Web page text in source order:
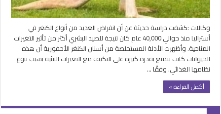
المناخية
مغلقة
وكالات :كشفت دراسة حديثة عن أن انقراض العديد من أنواع الكنغر في
أستراليا منذ حوالي 40,000 عام كان نتيجة للصيد البشري أكثر من تأثير التغيرات
المناخية. وأظهرت الأدلة المستخلصة من أسنان الكنغر الأحفورية أن هذه
الحيوانات كانت تتمتع بقدرة كبيرة على التكيف مع التغيرات البيئية بسبب تنوع
نظامها الغذائي. وفقًا …
أكمل القراءة »